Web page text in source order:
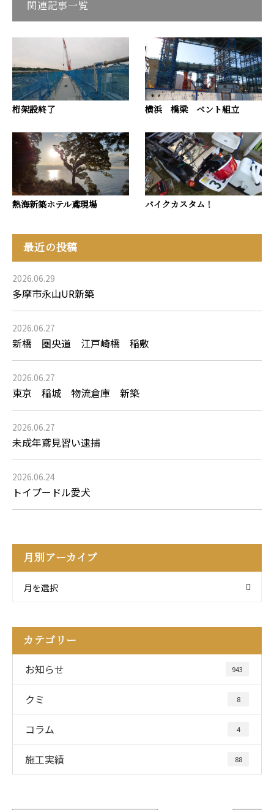
関連記事一覧
桁架設終了 横浜 橋梁 ベント組立
熱海新築ホテル鳶現場 バイクカスタム！
最近の投稿
2026.06.29
多摩市永山UR新築
2026.06.27
新橋 圏央道 江戸崎橋 稲敷
2026.06.27
東京 稲城 物流倉庫 新築
2026.06.27
未成年鳶見習い逮捕
2026.06.24
トイプードル愛犬
月別アーカイブ
月を選択
カテゴリー
お知らせ 943
クミ 8
コラム 4
施工実績 88